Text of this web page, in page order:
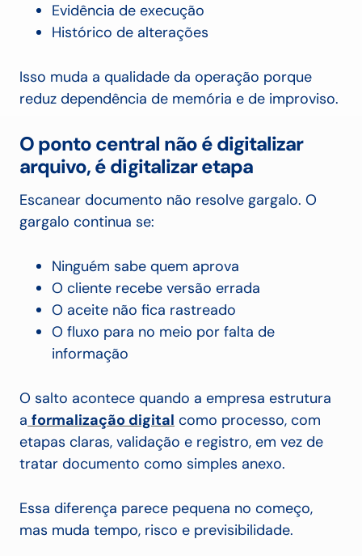
Evidência de execução
Histórico de alterações
Isso muda a qualidade da operação porque
reduz dependência de memória e de improviso.
O ponto central não é digitalizar
arquivo, é digitalizar etapa
Escanear documento não resolve gargalo. O
gargalo continua se:
Ninguém sabe quem aprova
O cliente recebe versão errada
O aceite não fica rastreado
O fluxo para no meio por falta de
informação
O salto acontece quando a empresa estrutura
a formalização digital como processo, com
etapas claras, validação e registro, em vez de
tratar documento como simples anexo.
Essa diferença parece pequena no começo,
mas muda tempo, risco e previsibilidade.